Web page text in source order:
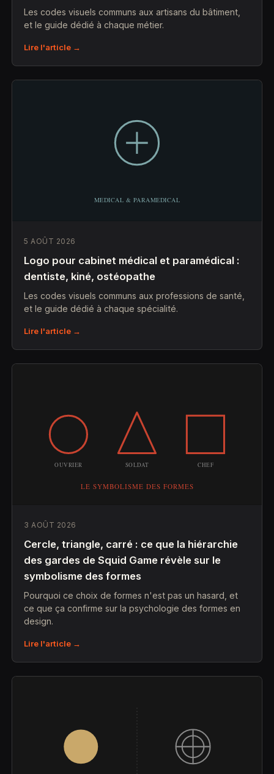
Les codes visuels communs aux artisans du bâtiment,
et le guide dédié à chaque métier.
Lire l'article →
5 AOÛT 2026
Logo pour cabinet médical et paramédical :
dentiste, kiné, ostéopathe
Les codes visuels communs aux professions de santé,
et le guide dédié à chaque spécialité.
Lire l'article →
3 AOÛT 2026
Cercle, triangle, carré : ce que la hiérarchie
des gardes de Squid Game révèle sur le
symbolisme des formes
Pourquoi ce choix de formes n'est pas un hasard, et
ce que ça confirme sur la psychologie des formes en
design.
Lire l'article →